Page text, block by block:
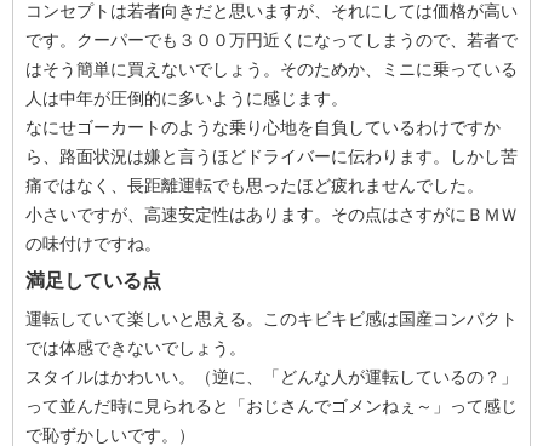
コンセプトは若者向きだと思いますが、それにしては価格が高い
です。クーパーでも３００万円近くになってしまうので、若者で
はそう簡単に買えないでしょう。そのためか、ミニに乗っている
人は中年が圧倒的に多いように感じます。
なにせゴーカートのような乗り心地を自負しているわけですか
ら、路面状況は嫌と言うほどドライバーに伝わります。しかし苦
痛ではなく、長距離運転でも思ったほど疲れませんでした。
小さいですが、高速安定性はあります。その点はさすがにＢＭＷ
の味付けですね。
満足している点
運転していて楽しいと思える。このキビキビ感は国産コンパクト
では体感できないでしょう。
スタイルはかわいい。（逆に、「どんな人が運転しているの？」
って並んだ時に見られると「おじさんでゴメンねぇ～」って感じ
で恥ずかしいです。）